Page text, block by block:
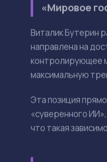
Июл 13, 3:22 Factory C.
Виталик Бутерин
власти. Он